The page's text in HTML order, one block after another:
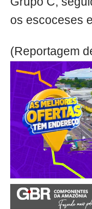
os escoceses
(Reportagem